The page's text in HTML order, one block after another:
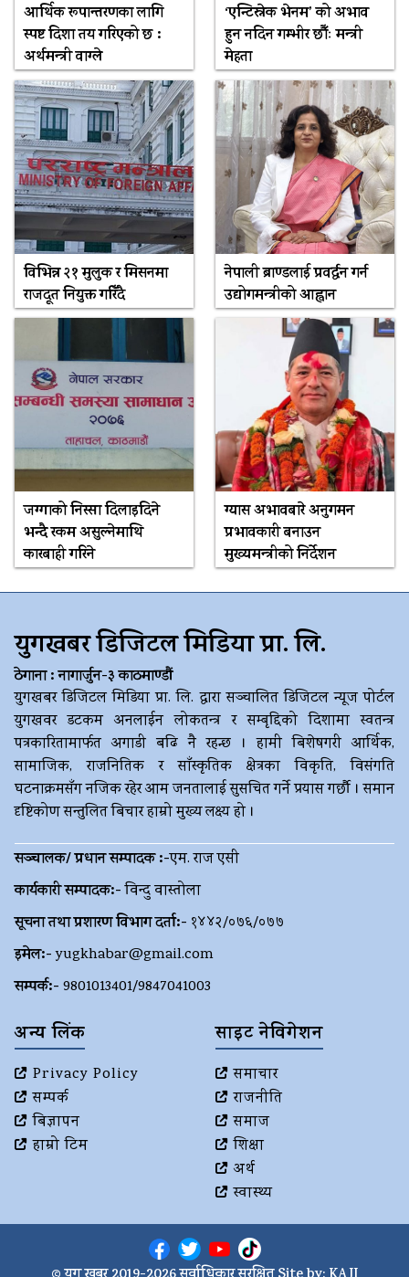
आर्थिक रूपान्तरणका लागि
स्पष्ट दिशा तय गरिएको छ :
अर्थमन्त्री वाग्ले
‘एन्टिस्नेक भेनम’ को अभाव
हुन नदिन गम्भीर छौँः मन्त्री
मेहता
विभिन्न २१ मुलुक र मिसनमा
राजदूत नियुक्त गरिँदै
नेपाली ब्राण्डलाई प्रवर्द्धन गर्न
उद्योगमन्त्रीको आह्वान
जग्गाको निस्सा दिलाइदिने
भन्दै रकम असुल्नेमाथि
कारबाही गरिने
ग्यास अभावबारे अनुगमन
प्रभावकारी बनाउन
मुख्यमन्त्रीको निर्देशन
युगखबर डिजिटल मिडिया प्रा. लि.
ठेगाना : नागार्जुन-३ काठमाण्डौं
युगखबर डिजिटल मिडिया प्रा. लि. द्धारा सञ्चालित डिजिटल न्यूज पोर्टल
युगखवर डटकम अनलाईन लोकतन्त्र र सम्बृद्दिको दिशामा स्वतन्त्र
पत्रकारितामार्फत अगाडी बढि नै रहन्छ । हामी बिशेषगरी आर्थिक,
सामाजिक, राजनितिक र साँस्कृतिक क्षेत्रका विकृति, विसंगति
घटनाक्रमसँग नजिक रहेर आम जनतालाई सुसचित गर्ने प्रयास गर्छौ । समान
दृष्टिकोण सन्तुलित बिचार हाम्रो मुख्य लक्ष्य हो ।
सञ्चालक/ प्रधान सम्पादक :-एम. राज एसी
कार्यकारी सम्पादक:-विन्दु वास्तोला
सूचना तथा प्रशारण विभाग दर्ता:- १४४२/०७६/०७७
इमेल:- yugkhabar@gmail.com
सम्पर्क:- 9801013401/9847041003
अन्य लिंक
Privacy Policy
सम्पर्क
बिज्ञापन
हाम्रो टिम
साइट नेविगेशन
समाचार
राजनीति
समाज
शिक्षा
अर्थ
स्वास्थ्य